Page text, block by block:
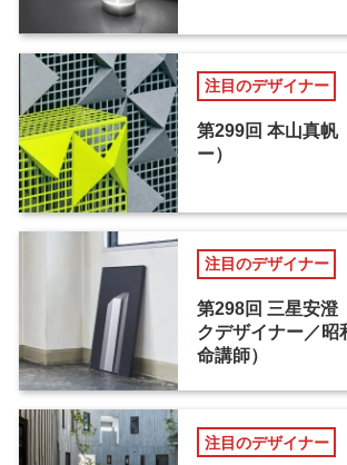
注目のデザイナー
第299回 本山真帆
ー）
注目のデザイナー
第298回 三星安澄
クデザイナー／昭
命講師）
注目のデザイナー